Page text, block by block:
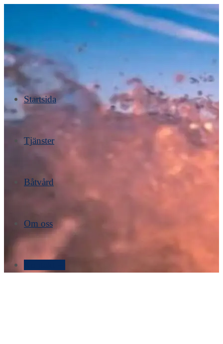
innehållet
Startsida
Tjänster
Båtvård
Om oss